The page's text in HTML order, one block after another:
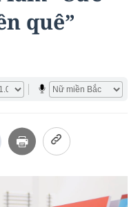
quê”